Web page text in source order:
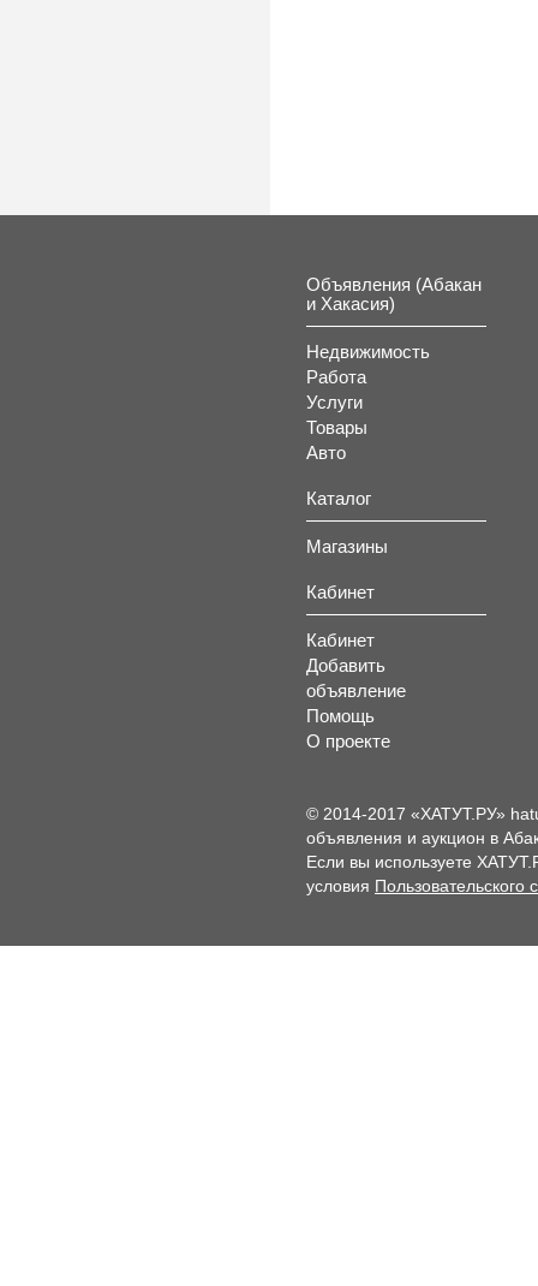
Объявления (Абакан
и Хакасия)
Недвижимость
Работа
Услуги
Товары
Авто
Каталог
Магазины
Кабинет
Кабинет
Добавить
объявление
Помощь
О проекте
© 2014-2017 «ХАТУТ.РУ»
объявления и аукцион в
Если вы используете
условия Пользовательского